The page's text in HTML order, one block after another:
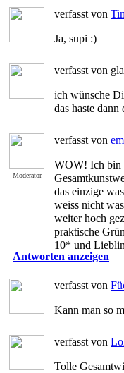
verfasst von
Ja, supi :)
verfasst von
ich wünsche
das haste dann
Moderator
verfasst von
WOW! Ich bin
das einzige
weiss nicht
weiter hoch
praktische
10* und
Antworten anzeigen
verfasst von
Kann man so
verfasst von
Tolle